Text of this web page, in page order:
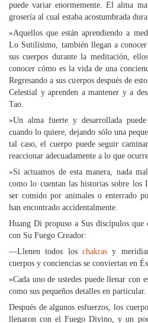
puede variar enormemente. El alma
grosería al cual estaba acostumbrada
»Aquellos que están aprendiendo a
Lo Sutilísimo, también llegan a
sus cuerpos durante la meditación,
conocer cómo es la vida de una
Regresando a sus cuerpos después de
Celestial y aprenden a mantener y a
Tao.
»Un alma fuerte y desarrollada
cuando lo quiere, dejando sólo una
tal caso, el cuerpo puede seguir
reaccionar adecuadamente a lo que
»Si actuamos de esta manera, nada
como lo cuentan las historias sobre los
ser comido por animales o enterrado
han encontrado accidentalmente.
Huang Di propuso a Sus discípulos que
con Su Fuego Creador:
—Llenen todos los chakrasy
cuerpos y conciencias se conviertan en
»Cada uno de ustedes puede llenar con
como sus pequeños detalles en particular.
Después de algunos esfuerzos, los
llenaron con el Fuego Divino, y un